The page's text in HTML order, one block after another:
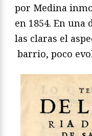
por Medina
en 1854. En una
las claras el
barrio, poco